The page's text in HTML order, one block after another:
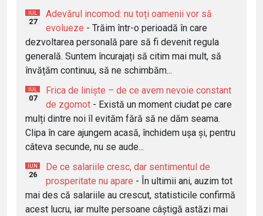
IUL
27
Adevărul incomod: nu toți oamenii vor să
evolueze - Trăim într-o perioadă în care
dezvoltarea personală pare să fi devenit regula
generală. Suntem încurajați să citim mai mult, să
învățăm continuu, să ne schimbăm...
IUL
07
Frica de liniște – de ce avem nevoie constant
de zgomot - Există un moment ciudat pe care
mulți dintre noi îl evităm fără să ne dăm seama.
Clipa în care ajungem acasă, închidem ușa și, pentru
câteva secunde, nu se aude...
IUN
26
De ce salariile cresc, dar sentimentul de
prosperitate nu apare - În ultimii ani, auzim tot
mai des că salariile au crescut, statisticile confirmă
acest lucru, iar multe persoane câștigă astăzi mai